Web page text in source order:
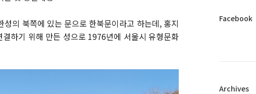
의 북쪽에 있는 문으로 한북문이라고 하는데, 홍지
하기 위해 만든 성으로 1976년에 서울시 유형문화
페
플
Facebook
Archives